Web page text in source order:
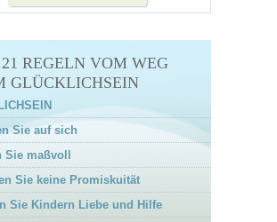
REGELN VOM WEG
GLÜCKLICHSEIN
Sie auf sich
Sie maßvoll
Sie keine Promiskuität
Sie Kindern Liebe und Hilfe